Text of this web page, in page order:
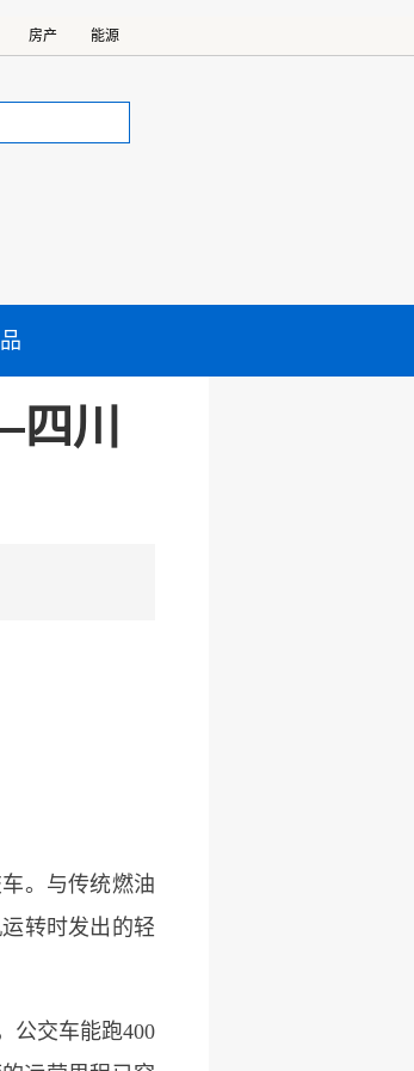
房产 能源
川
。与传统燃油
转时发出的轻
公交车能跑400